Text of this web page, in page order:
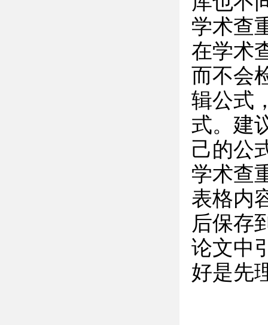
学术查
在学术
而不会
辑公式
式。建
己的公
学术查
表格内
后保存
论文中
好是先